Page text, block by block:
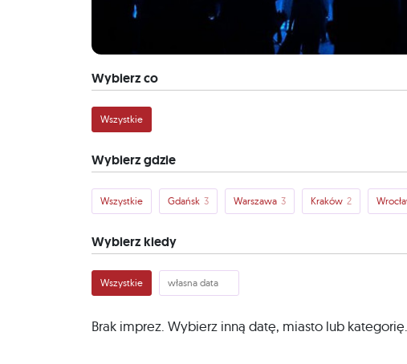
Wybierz co
Wszystkie
Wybierz gdzie
Wszystkie Gdańsk 3 Warszawa 3 Kraków 2
Wybierz kiedy
Wszystkie
Brak imprez. Wybierz inną datę, miasto lub kategorię.